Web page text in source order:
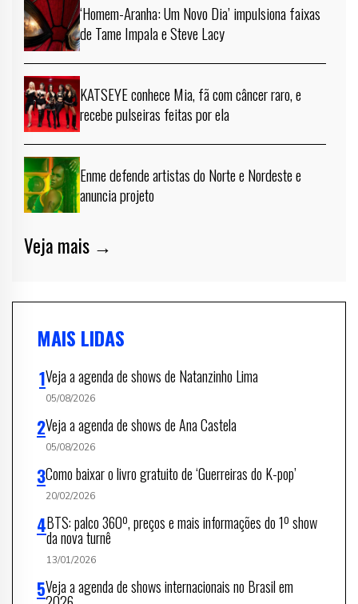
‘Homem-Aranha: Um Novo Dia’ impulsiona faixas
de Tame Impala e Steve Lacy
KATSEYE conhece Mia, fã com câncer raro, e
recebe pulseiras feitas por ela
Enme defende artistas do Norte e Nordeste e
anuncia projeto
Veja mais →
MAIS LIDAS
Veja a agenda de shows de Natanzinho Lima
05/08/2026
Veja a agenda de shows de Ana Castela
05/08/2026
Como baixar o livro gratuito de ‘Guerreiras do K-pop’
20/02/2026
BTS: palco 360º, preços e mais informações do 1º show
da nova turnê
13/01/2026
Veja a agenda de shows internacionais no Brasil em